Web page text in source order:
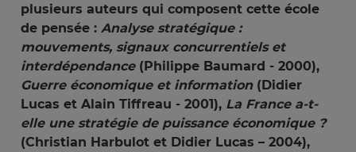
plusieurs auteurs qui composent cette école
de pensée : Analyse stratégique :
mouvements, signaux concurrentiels et
interdépendance(Philippe Baumard - 2000),
Guerre économique et information(Didier
Lucas et Alain Tiffreau - 2001), La France a-t-
elle une stratégie de puissance économique ?
(Christian Harbulot et Didier Lucas – 2004),